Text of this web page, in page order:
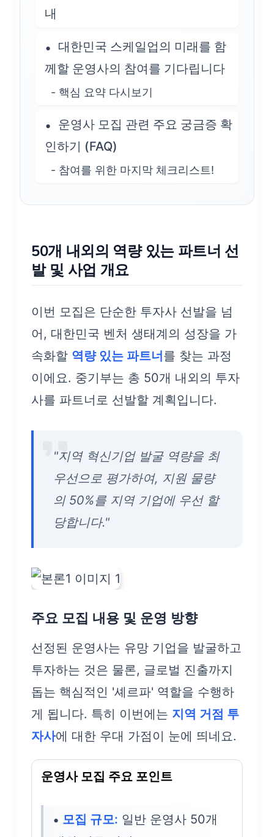
내
대한민국 스케일업의 미래를 함
께할 운영사의 참여를 기다립니다
- 핵심 요약 다시보기
운영사 모집 관련 주요 궁금증 확
인하기 (FAQ)
- 참여를 위한 마지막 체크리스트!
50개 내외의 역량 있는 파트너 선
발 및 사업 개요
이번 모집은 단순한 투자사 선발을 넘
어, 대한민국 벤처 생태계의 성장을 가
속화할 역량 있는 파트너를 찾는 과정
이에요. 중기부는 총 50개 내외의 투자
사를 파트너로 선발할 계획입니다.
"지역 혁신기업 발굴 역량을 최
우선으로 평가하여, 지원 물량
의 50%를 지역 기업에 우선 할
당합니다."
주요 모집 내용 및 운영 방향
선정된 운영사는 유망 기업을 발굴하고
투자하는 것은 물론, 글로벌 진출까지
돕는 핵심적인 '셰르파' 역할을 수행하
게 됩니다. 특히 이번에는 지역 거점 투
자사에 대한 우대 가점이 눈에 띄네요.
운영사 모집 주요 포인트
모집 규모: 일반 운영사 50개